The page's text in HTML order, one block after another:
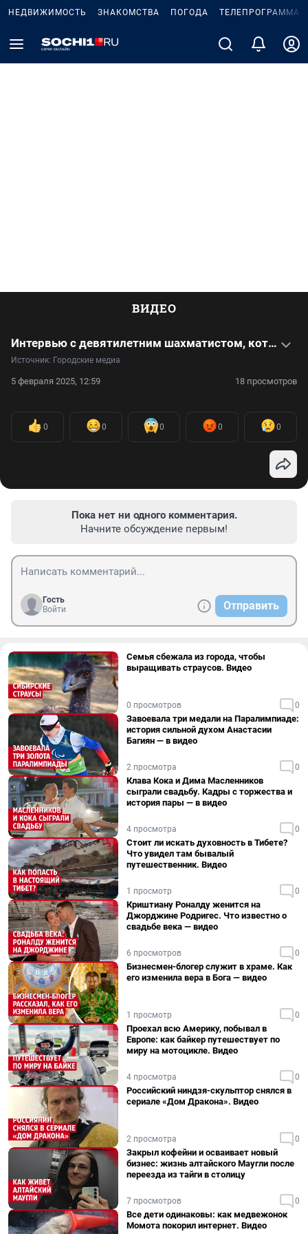
НЕДВИЖИМОСТЬ ЗНАКОМСТВА ПОГОДА ТЕЛЕПРОГРАММА
ВИДЕО
Интервью с девятилетним шахматистом, который установил рекорд мира
Источник: Городские медиа
5 февраля 2025, 12:59 18 просмотров
0 0 0 0 0
Пока нет ни одного комментария.
Начните обсуждение первым!
Гость
Войти
Отправить
Семья сбежала из города, чтобы
выращивать страусов. Видео
0 просмотров 0
Завоевала три медали на Паралимпиаде:
история сильной духом Анастасии
Багиян — в видео
2 просмотра 0
Клава Кока и Дима Масленников
сыграли свадьбу. Кадры с торжества и
история пары — в видео
4 просмотра 0
Стоит ли искать духовность в Тибете?
Что увидел там бывалый
путешественник. Видео
1 просмотр 0
Криштиану Роналду женится на
Джорджине Родригес. Что известно о
свадьбе века — видео
6 просмотров 0
Бизнесмен-блогер служит в храме. Как
его изменила вера в Бога — видео
1 просмотр 0
Проехал всю Америку, побывал в
Европе: как байкер путешествует по
миру на мотоцикле. Видео
4 просмотра 0
Российский ниндзя-скульптор снялся в
сериале «Дом Дракона». Видео
2 просмотра 0
Закрыл кофейни и осваивает новый
бизнес: жизнь алтайского Маугли после
переезда из тайги в столицу
7 просмотров 0
Все дети одинаковы: как медвежонок
Момота покорил интернет. Видео